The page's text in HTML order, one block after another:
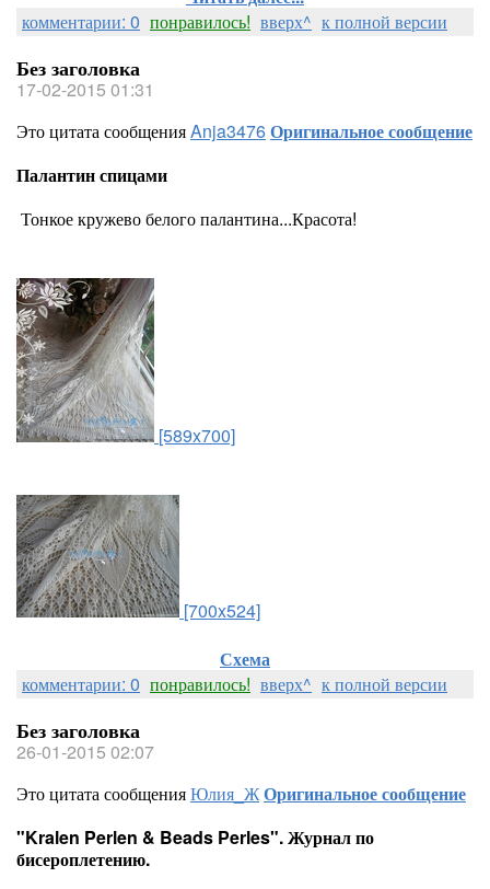
комментарии: 0 понравилось! вверх^ к полной версии
Без заголовка
17-02-2015 01:31
Это цитата сообщенияAnja3476Оригинальное сообщение
Палантин спицами
Тонкое кружево белого палантина...Красота!
[589x700]
[700x524]
Схема
комментарии: 0 понравилось! вверх^ к полной версии
Без заголовка
26-01-2015 02:07
Это цитата сообщенияЮлия_ЖОригинальное сообщение
"Kralen Perlen & Beads Perles". Журнал по
бисероплетению.